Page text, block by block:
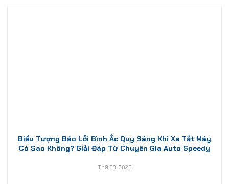
Biểu Tượng Báo Lỗi Bình Ắc Quy Sáng Khi Xe Tắt Máy
Có Sao Không? Giải Đáp Từ Chuyên Gia Auto Speedy
Th9 23, 2025